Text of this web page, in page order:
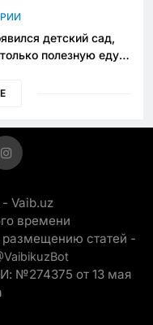
детский сад,
полезную еду.
без сахара»
Vaib.uz
времени
размещению статей -
№274375 от 13 мая